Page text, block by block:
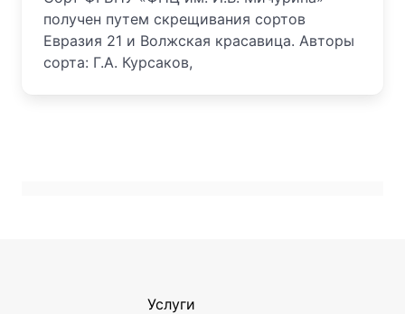
получен путем скрещивания сортов
Евразия 21 и Волжская красавица. Авторы
сорта: Г.А. Курсаков,
Услуги